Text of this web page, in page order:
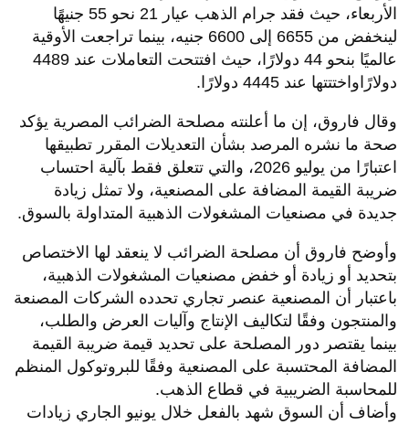
الأربعاء، حيث فقد جرام الذهب عيار 21 نحو 55 جنيهًا
لينخفض من 6655 إلى 6600 جنيه، بينما تراجعت الأوقية
عالميًا بنحو 44 دولارًا، حيث افتتحت التعاملات عند 4489
دولارًاواختتتها عند 4445 دولارًا.
وقال فاروق، إن ما أعلنته مصلحة الضرائب المصرية يؤكد
صحة ما نشره المرصد بشأن التعديلات المقرر تطبيقها
اعتبارًا من يوليو 2026، والتي تتعلق فقط بآلية احتساب
ضريبة القيمة المضافة على المصنعية، ولا تمثل زيادة
جديدة في مصنعيات المشغولات الذهبية المتداولة بالسوق.
وأوضح فاروق أن مصلحة الضرائب لا ينعقد لها الاختصاص
بتحديد أو زيادة أو خفض مصنعيات المشغولات الذهبية،
باعتبار أن المصنعية عنصر تجاري تحدده الشركات المصنعة
والمنتجون وفقًا لتكاليف الإنتاج وآليات العرض والطلب،
بينما يقتصر دور المصلحة على تحديد قيمة ضريبة القيمة
المضافة المحتسبة على المصنعية وفقًا للبروتوكول المنظم
للمحاسبة الضريبية في قطاع الذهب.
وأضاف أن السوق شهد بالفعل خلال يونيو الجاري زيادات